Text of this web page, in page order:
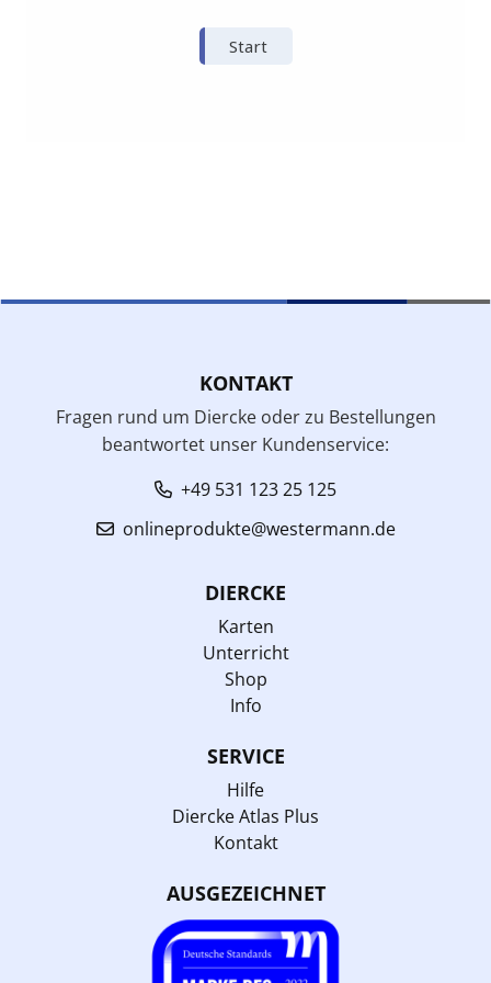
KONTAKT
Fragen rund um Diercke oder zu Bestellungen
beantwortet unser Kundenservice:
+49 531 123 25 125
onlineprodukte@westermann.de
DIERCKE
Karten
Unterricht
Shop
Info
SERVICE
Hilfe
Diercke Atlas Plus
Kontakt
AUSGEZEICHNET